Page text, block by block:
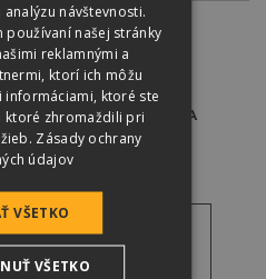
PREDAJCOVIA
návštevnosti.
používaní našej stránky
reklamnými a
ktorí ich môžu
informáciami, ktoré ste
ktoré zhromaždili pri
Zásady ochrany
údajov
VŠETKO
VŠETKO